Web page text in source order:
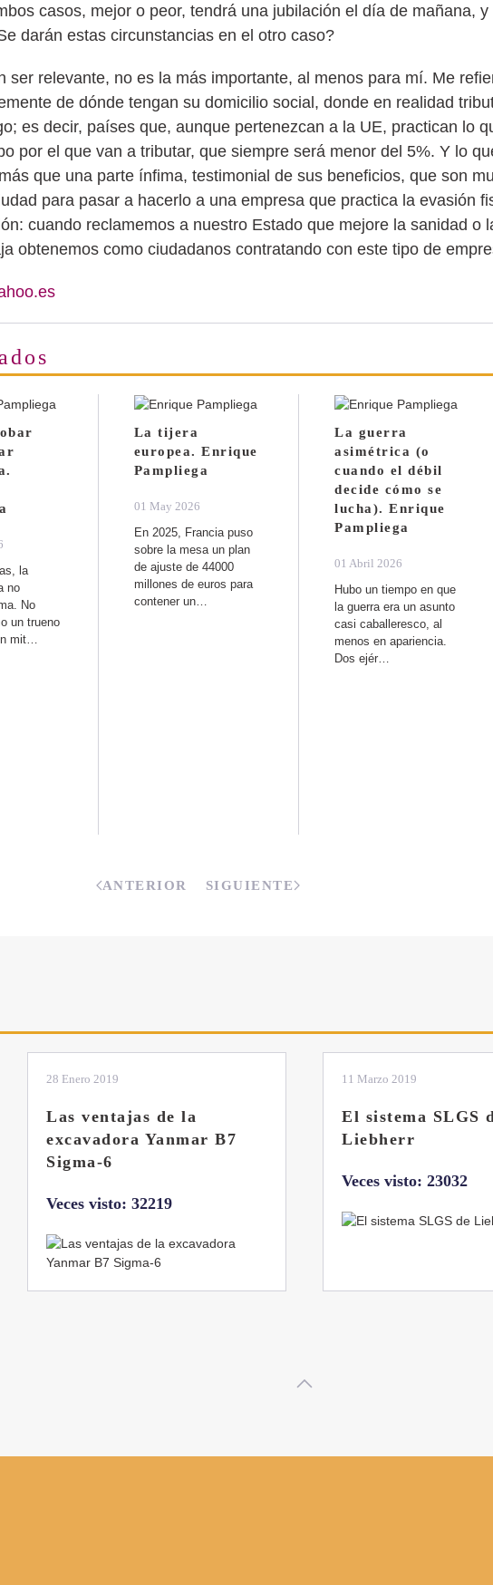
casos, mejor o peor, tendrá una jubilación el día de mañana,
darán estas circunstancias en el otro caso?
ser relevante, no es la más importante, al menos para mí. Me
de dónde tengan su domicilio social, donde en realidad
es decir, países que, aunque pertenezcan a la UE, practican lo
por el que van a tributar, que siempre será menor del 5%. Y lo
que una parte ínfima, testimonial de sus beneficios, que son
para pasar a hacerlo a una empresa que practica la evasión
cuando reclamemos a nuestro Estado que mejore la sanidad o
obtenemos como ciudadanos contratando con este tipo de
la
no
No
un trueno
mit…
La tijera
europea. Enrique
Pampliega
01 May 2026
En 2025, Francia puso
sobre la mesa un plan
de ajuste de 44000
millones de euros para
contener un…
La guerra
asimétrica (o
cuando el débil
decide cómo se
lucha). Enrique
Pampliega
01 Abril 2026
Hubo un tiempo en que
la guerra era un asunto
casi caballeresco, al
menos en apariencia.
Dos ejér…
ANTERIOR SIGUIENTE
28 Enero 2019
Las ventajas de la
excavadora Yanmar B7
Sigma-6
Veces visto: 32219
11 Marzo 2019
El sistema SLGS
Liebherr
Veces visto: 23032